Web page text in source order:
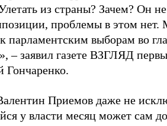
из страны? Зачем? Он
проблемы в этом
парламентским выборам во
– заявил газете ВЗГЛЯД
Приемов даже не
у власти месяц может сам